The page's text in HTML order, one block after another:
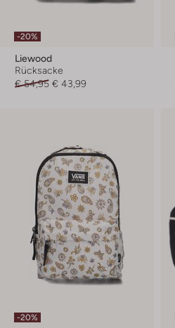
-20%
Liewood
Rücksacke
€ 54,95 € 43,99
-20%